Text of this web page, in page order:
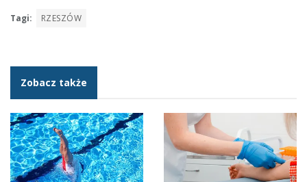
Tagi: RZESZÓW
Zobacz także